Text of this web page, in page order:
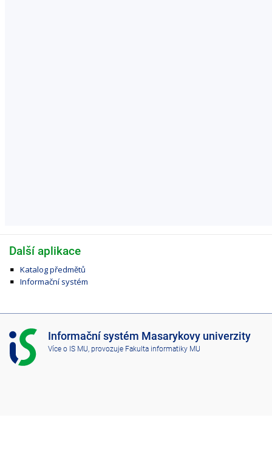
Další aplikace
Katalog předmětů
Informační systém
I
S
M
Informační systém Masarykovy univerzity
Více o IS MU , provozuje Fakulta informatiky MU